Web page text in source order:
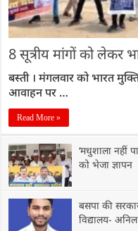
8 सूत्रीय मांगों को लेकर
बस्ती । मंगलवार को भारत
आवाहन पर …
Read More »
‘मधुशाला नहीं
को भेजा ज्ञापन
बसपा की
विद्यालय-